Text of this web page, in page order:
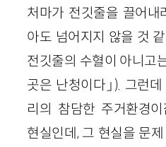
처마가 전깃줄을 끌어
아도 넘어지지 않을 것
전깃줄의 수혈이 아니고
곳은 난청이다」). 그런
리의 참담한 주거환경
현실인데, 그 현실을 문